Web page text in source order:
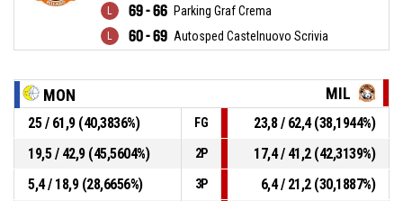
69 - 66 Parking Graf Crema
60 - 69 Autosped Castelnuovo Scrivia
MON MIL
25 / 61,9 (40,3836%) FG
23,8 / 62,4 (38,1944%)
19,5 / 42,9 (45,5604%)
2P
17,4 / 41,2 (42,3139%)
5,4 / 18,9 (28,6656%)
3P
6,4 / 21,2 (30,1887%)